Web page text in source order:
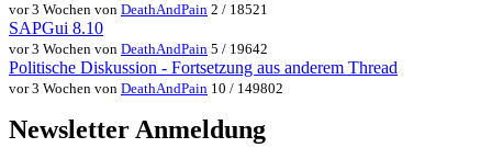
vor 3 Wochen von DeathAndPain 2 / 18521
SAPGui 8.10
vor 3 Wochen von DeathAndPain 5 / 19642
Politische Diskussion - Fortsetzung aus anderem Thread
vor 3 Wochen von DeathAndPain 10 / 149802
Newsletter Anmeldung